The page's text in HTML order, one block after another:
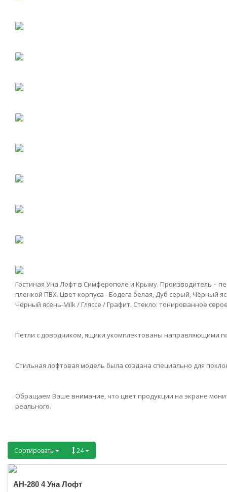
Гостиная Уна Лофт в Симферополе и Крыму. Производитель –
пленкой ПВХ. Цвет корпуса - Бодега белая, Дуб серый, Чёрный
Чёрный ясень-Milk / Гляссе / Графит. Стекло: тонированное
Петли с доводчиком, ящики укомплектованы направляющими
Стильная лофтовая модель была создана специально для
Обращаем Ваше внимание, что цвет продукции на экране
реального.
Сортировать 24
АН-280 4 Уна Лофт